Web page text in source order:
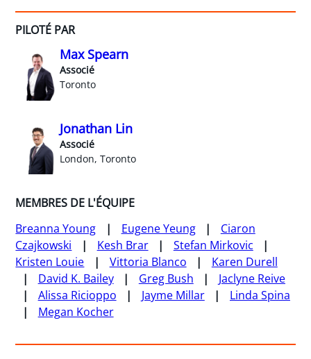
PILOTÉ PAR
Max Spearn
Associé
Toronto
Jonathan Lin
Associé
London, Toronto
MEMBRES DE L'ÉQUIPE
Breanna Young
Eugene Yeung
Ciaron
Czajkowski
Kesh Brar
Stefan Mirkovic
Kristen Louie
Vittoria Blanco
Karen Durell
David K. Bailey
Greg Bush
Jaclyne Reive
Alissa Ricioppo
Jayme Millar
Linda Spina
Megan Kocher